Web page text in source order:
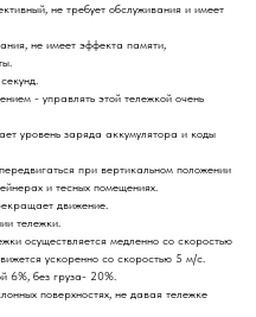
не требует обслуживания и имеет
не имеет эффекта памяти,
- управлять этой тележкой очень
уровень заряда аккумулятора и коды
при вертикальном положении
и тесных помещениях.
движение.
тележки.
осуществляется медленно со скоростью
ускоренно со скоростью 5 м/с.
6%, без груза- 20%.
поверхностях, не давая тележке